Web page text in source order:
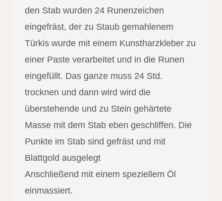
den Stab wurden 24 Runenzeichen
eingefräst, der zu Staub gemahlenem
Türkis wurde mit einem Kunstharzkleber zu
einer Paste verarbeitet und in die Runen
eingefüllt. Das ganze muss 24 Std.
trocknen und dann wird wird die
überstehende und zu Stein gehärtete
Masse mit dem Stab eben geschliffen. Die
Punkte im Stab sind gefräst und mit
Blattgold ausgelegt
Anschließend mit einem speziellem Öl
einmassiert.